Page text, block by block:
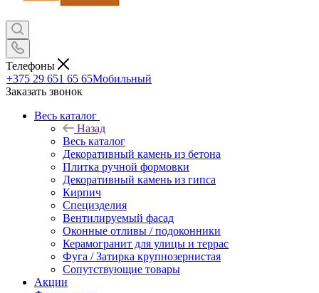
Телефоны
+375 29 651 65 65Мобильный
Заказать звонок
Весь каталог
Назад
Весь каталог
Декоративный камень из бетона
Плитка ручной формовки
Декоративный камень из гипса
Кирпич
Специзделия
Вентилируемый фасад
Оконные отливы / подоконники
Керамогранит для улицы и террас
Фуга / Затирка крупнозернистая
Сопутствующие товары
Акции